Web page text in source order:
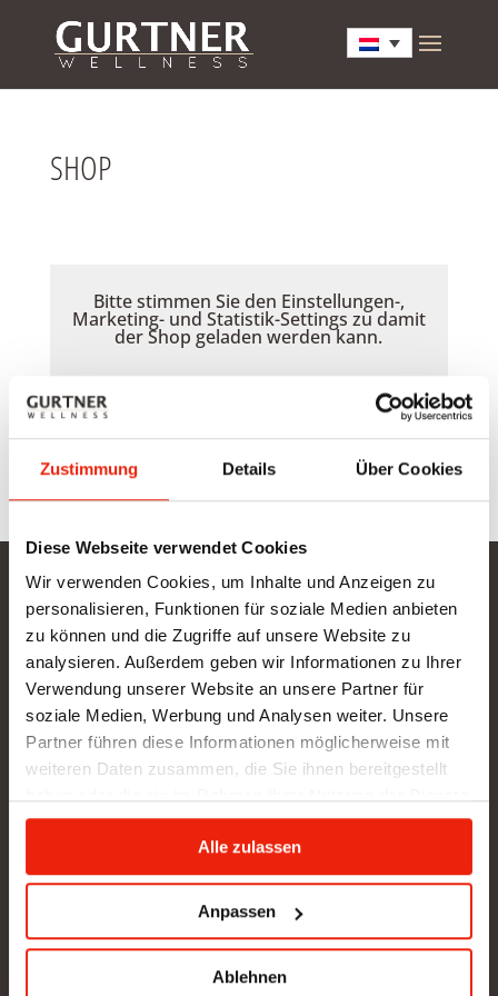
Zustimmung Details Über Cookies
Diese Webseite verwendet Cookies
Wir verwenden Cookies, um Inhalte und Anzeigen zu
personalisieren, Funktionen für soziale Medien anbieten
zu können und die Zugriffe auf unsere Website zu
analysieren. Außerdem geben wir Informationen zu Ihrer
Verwendung unserer Website an unsere Partner für
soziale Medien, Werbung und Analysen weiter. Unsere
Partner führen diese Informationen möglicherweise mit
weiteren Daten zusammen, die Sie ihnen bereitgestellt
gesammelt haben.
Alle zulassen
Anpassen
Ablehnen
SHOP
Bitte stimmen Sie den Einstellungen-,
Marketing- und Statistik-Settings zu damit
der Shop geladen werden kann.
Gurtner Wellness GmbH
SHOWROOM NEU: in Arbeit - wir bitten um etwas
Geduld
BÜRO (kein Kundenverkehr):
Gunzing 57
4923 Lohnsburg
office@gurtner-infrarot.at
Anfrage senden